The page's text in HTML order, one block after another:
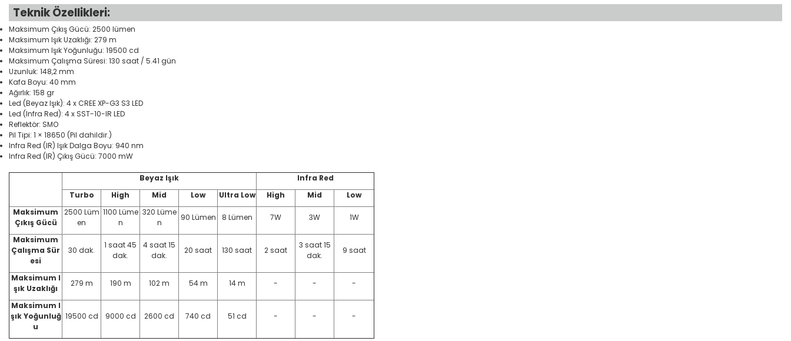
Teknik Özellikleri:
Maksimum Çıkış Gücü: 2500 lümen
Maksimum Işık Uzaklığı: 279 m
Maksimum Işık Yoğunluğu: 19500 cd
Maksimum Çalışma Süresi: 130 saat / 5.41 gün
Uzunluk: 148,2 mm
Kafa Boyu: 40 mm
Ağırlık: 158 gr
Led (Beyaz Işık): 4 x CREE XP-G3 S3 LED
Led (Infra Red): 4 x SST-10-IR LED
Reflektör: SMO
Pil Tipi: 1 × 18650 (Pil dahildir.)
Infra Red (IR) Işık Dalga Boyu: 940 nm
Infra Red (IR) Çıkış Gücü: 7000 mW
Beyaz Işık
Infra Red
Turbo
High Mid Low Ultra Low High Mid
Low
Maksimum
Çıkış Gücü
2500 Lüm
en
1100 Lüme
n
320 Lüme
n
90 Lümen 8 Lümen 7W 3W 1W
Maksimum
Çalışma Sür
esi
30 dak.
1 saat 45
dak.
4 saat 15
dak.
20 saat 130 saat 2 saat
3 saat 15
dak.
9 saat
Maksimum I
şık Uzaklığı
279 m 190 m 102 m 54 m 14 m - - -
Maksimum I
şık Yoğunluğ
u
19500 cd 9000 cd 2600 cd 740 cd 51 cd - - -